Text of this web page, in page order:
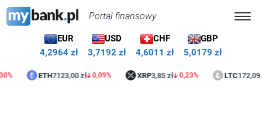
Portal finansowy
EUR
4,2964 zł
USD
3,7192 zł
CHF
4,6011 zł
GBP
5,0179 zł
ETH7123,00 zł 0,09% XRP3,85 zł 0,23% LTC172,09 zł